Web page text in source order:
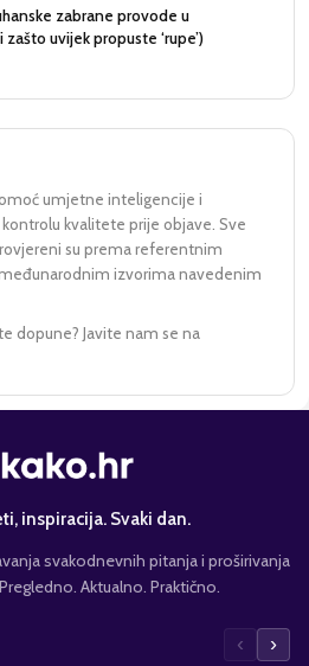
zabrane provode u
zašto uvijek propuste ‘rupe’)
umjetne inteligencije i
kvalitete prije objave. Sve
su prema referentnim
izvorima navedenim
dopune? Javite nam se na
inspiracija. Svaki dan.
svakodnevnih pitanja i proširivanja
Aktualno. Praktično.
‹ ›